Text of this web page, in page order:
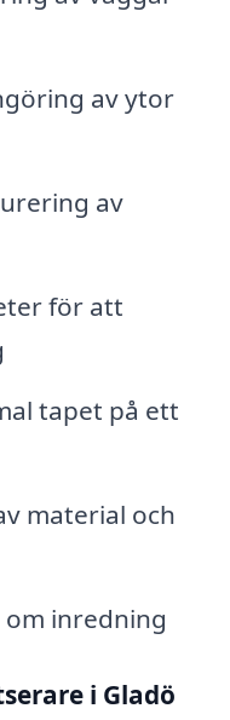
av ytor
av
för att
tapet på ett
material och
inredning
i Gladö